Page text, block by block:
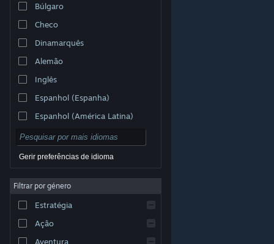
© Valve Corporation. Todos os direitos reservados.
respetivos proprietários nos E.U.A. e outros países.
Acessibilidade
Reembolsos|Cookies
Búlgaro
Checo
Dinamarquês
Alemão
Inglês
Espanhol (Espanha)
Espanhol (América Latina)
Gerir preferências de idioma
Filtrar por género
Estratégia
Ação
Aventura